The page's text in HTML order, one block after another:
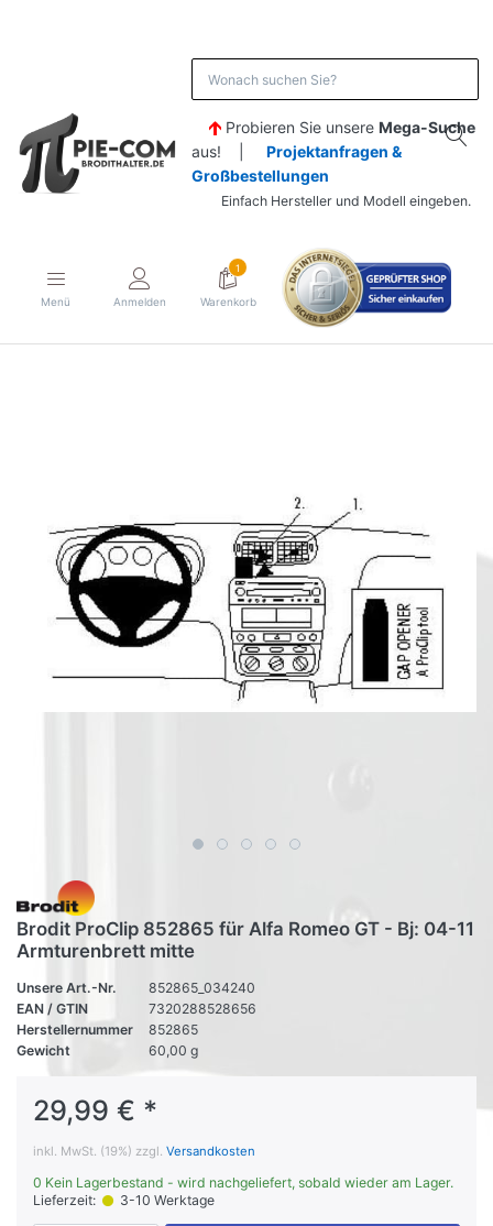
Probieren Sie unsere Mega-Suche
aus! | Projektanfragen &
Großbestellungen
Einfach Hersteller und Modell eingeben.
Menü Anmelden
1
Warenkorb
Brodit ProClip 852865 für Alfa Romeo GT - Bj: 04-11
Armturenbrett mitte
Unsere Art.-Nr.
852865_034240
EAN / GTIN
7320288528656
Herstellernummer
852865
Gewicht
60,00 g
29,99 € *
inkl. MwSt. (19%) zzgl. Versandkosten
0 Kein Lagerbestand - wird nachgeliefert, sobald wieder am Lager.
Lieferzeit:
3-10 Werktage